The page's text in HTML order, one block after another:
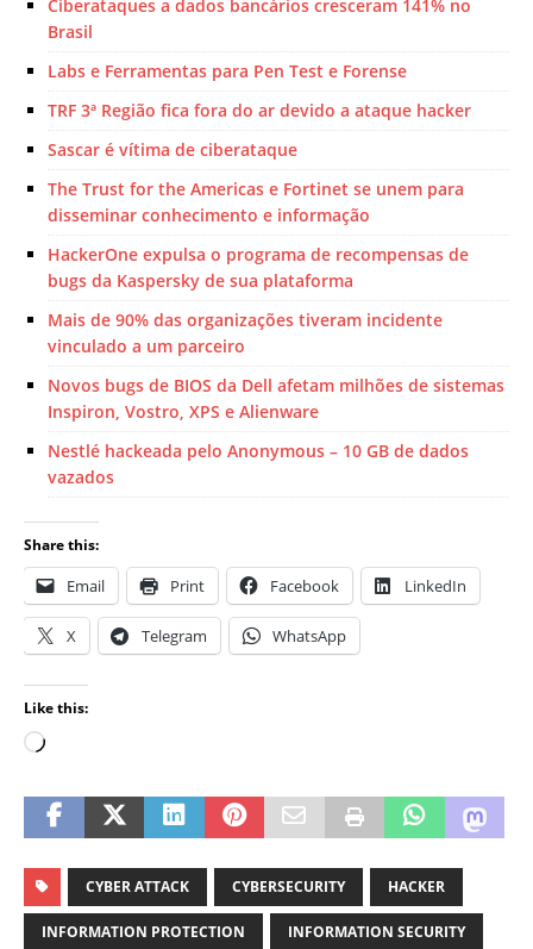
Ciberataques a dados bancários cresceram 141% no
Brasil
Labs e Ferramentas para Pen Test e Forense
TRF 3ª Região fica fora do ar devido a ataque hacker
Sascar é vítima de ciberataque
The Trust for the Americas e Fortinet se unem para
disseminar conhecimento e informação
HackerOne expulsa o programa de recompensas de
bugs da Kaspersky de sua plataforma
Mais de 90% das organizações tiveram incidente
vinculado a um parceiro
Novos bugs de BIOS da Dell afetam milhões de sistemas
Inspiron, Vostro, XPS e Alienware
Nestlé hackeada pelo Anonymous – 10 GB de dados
vazados
Share this:
Email Print Facebook LinkedIn
X Telegram WhatsApp
Like this:
CYBER ATTACK CYBERSECURITY HACKER
INFORMATION PROTECTION INFORMATION SECURITY